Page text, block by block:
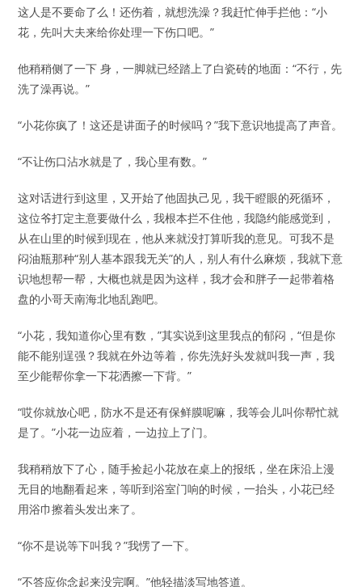
这人是不要命了么！还伤着，就想洗澡？我赶忙伸手拦他：“小
花，先叫大夫来给你处理一下伤口吧。”
他稍稍侧了一下 身，一脚就已经踏上了白瓷砖的地面：“不行，先
洗了澡再说。”
“小花你疯了！这还是讲面子的时候吗？”我下意识地提高了声音。
“不让伤口沾水就是了，我心里有数。”
这对话进行到这里，又开始了他固执己见，我干瞪眼的死循环，
这位爷打定主意要做什么，我根本拦不住他，我隐约能感觉到，
从在山里的时候到现在，他从来就没打算听我的意见。可我不是
闷油瓶那种“别人基本跟我无关”的人，别人有什么麻烦，我就下意
识地想帮一帮，大概也就是因为这样，我才会和胖子一起带着格
盘的小哥天南海北地乱跑吧。
“小花，我知道你心里有数，”其实说到这里我点的郁闷，“但是你
能不能别逞强？我就在外边等着，你先洗好头发就叫我一声，我
至少能帮你拿一下花洒擦一下背。”
“哎你就放心吧，防水不是还有保鲜膜呢嘛，我等会儿叫你帮忙就
是了。”小花一边应着，一边拉上了门。
我稍稍放下了心，随手捡起小花放在桌上的报纸，坐在床沿上漫
无目的地翻看起来，等听到浴室门响的时候，一抬头，小花已经
用浴巾擦着头发出来了。
“你不是说等下叫我？”我愣了一下。
“不答应你念起来没完啊。”他轻描淡写地答道。